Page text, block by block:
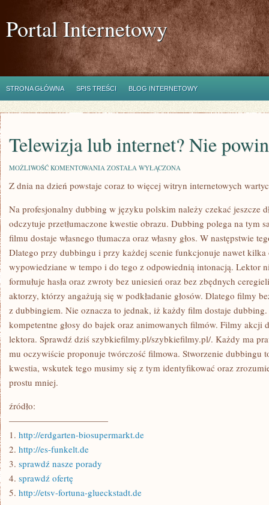
Portal Internetowy
STRONA GŁÓWNA SPIS TREŚCI BLOG INTERNETOWY
Telewizja lub internet? Nie
MOŻLIWOŚĆ KOMENTOWANIA TELEWIZJA
INTERNET?
WYBIERAĆ
ZOSTAŁA WYŁĄCZONA
Z dnia na dzień powstaje coraz to więcej witryn internetowych
Na profesjonalny dubbing w języku polskim należy czekać jeszcze
odczytuje przetłumaczone kwestie obrazu. Dubbing polega na tym
filmu dostaje własnego tłumacza oraz własny głos. W następstwie
Dlatego przy dubbingu i przy każdej scenie funkcjonuje nawet kilka
wypowiedziane w tempo i do tego z odpowiednią intonacją. Lektor
formułuje hasła oraz zwroty bez uniesień oraz bez zbędnych
aktorzy, którzy angażują się w podkładanie głosów. Dlatego filmy
z dubbingiem. Nie oznacza to jednak, iż każdy film dostaje dubbing.
kompetentne głosy do bajek oraz animowanych filmów. Filmy akcji
lektora. Sprawdź dziś szybkiefilmy.pl/szybkiefilmy.pl/. Każdy ma
mu oczywiście proponuje twórczość filmowa. Stworzenie dubbingu
kwestia, wskutek tego musimy się z tym identyfikować oraz
prostu mniej.
źródło:
———————————
1. http://erdgarten-biosupermarkt.de
2. http://es-funkelt.de
3. sprawdź nasze porady
4. sprawdź ofertę
5. http://etsv-fortuna-glueckstadt.de